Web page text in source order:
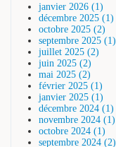
janvier 2026 (1)
décembre 2025 (1)
octobre 2025 (2)
septembre 2025 (1)
juillet 2025 (2)
juin 2025 (2)
mai 2025 (2)
février 2025 (1)
janvier 2025 (1)
décembre 2024 (1)
novembre 2024 (1)
octobre 2024 (1)
septembre 2024 (2)